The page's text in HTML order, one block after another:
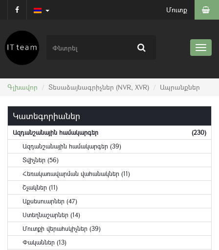
Մուտք
Գլխավոր Տեսաձայնագրիչներ (NVR, XVR) Ապրանքներ
Կատեգորիաներ
Ազդանշանային համակարգեր
(230)
Ազդանշանային համակարգեր (39)
Տվիչներ (56)
Հեռակառավարման վահանակներ (11)
Շչակներ (11)
Աքսեսուարներ (47)
Ստեղնաշարներ (14)
Մուտքի վերահսկիչներ (39)
Փականներ (13)